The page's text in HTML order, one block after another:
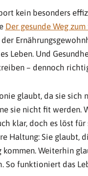
kein besonders
Der gesunde Weg
Leben. Und
– dennoch
glaubt, da sie sich
sie nicht fit werden.
klar, doch es löst
Haltung: Sie glaubt,
Weiterhin
So funktioniert das